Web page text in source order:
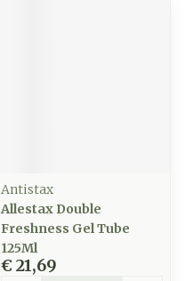
Antistax
Allestax Double
Freshness Gel Tube
125Ml
€ 21,69